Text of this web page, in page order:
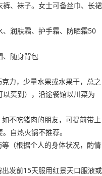
、袜子。女士可备丝巾、长裙
润肤霜、护手霜、防晒霜50
、随身背包
力，少量水果或水果干，总之
买到），沿途餐馆以川菜为
不吃猪肉的朋友，可提前带上
自热火锅不推荐。
（根据个人的身体状况，酌情
发前15天服用红景天口服液或